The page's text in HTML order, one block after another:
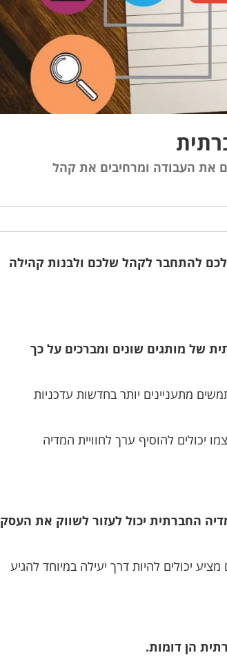
את העבודה ומרחיבים את קהל
לכם להתחבר לקהל שלכם ולבנות קהילה
של מותגים שונים ומברכים על כך
מתעניינים יותר בחדשות עדכניות
יכולים להוסיף ערך לחוויית המדיה
החברתית יכול לעזור לשווק את העסק
יכולים להיות דרך יעילה במיוחד להגיע
הן דומות.